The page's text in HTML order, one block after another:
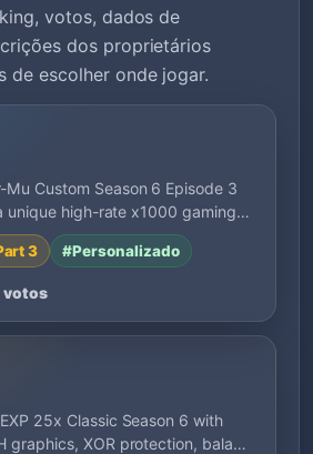
votos, dados de
dos proprietários
de escolher onde jogar.
Mu Custom Season 6 Episode 3
unique high-rate x1000 gaming…
3 #Personalizado
votos
25x Classic Season 6 with
graphics, XOR protection, bala…